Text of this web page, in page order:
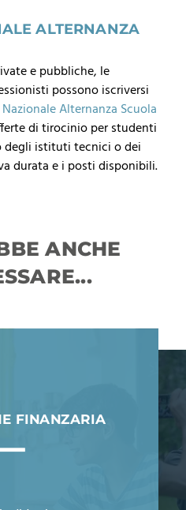
ALTERNANZA
e pubbliche, le
possono iscriversi
Alternanza Scuola
di tirocinio per studenti
degli istituti tecnici o dei
durata e i posti disponibili.
ANCHE
FINANZARIA